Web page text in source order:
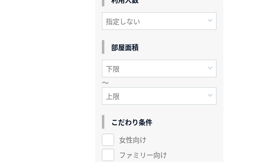
部屋面積
～
こだわり条件
女性向け
ファミリー向け